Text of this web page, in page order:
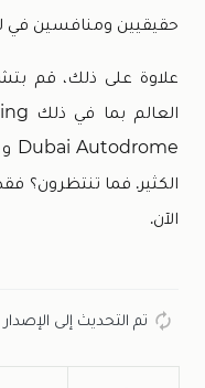
حقيقيين ومنافسين في
علاوة على ذلك، قم
الآن.
تم التحديث إلى الإصدار 11.5.2!